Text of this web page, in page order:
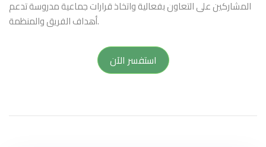
المشاركين على التعاون بفعالية واتخاذ قرارات جماعية مدروسة تدعم
أهداف الفريق والمنظمة.
استفسر الآن